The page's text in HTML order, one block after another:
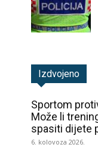
Izdvojeno
Sportom
Može li
spasiti dijete
6. kolovoza 2026.